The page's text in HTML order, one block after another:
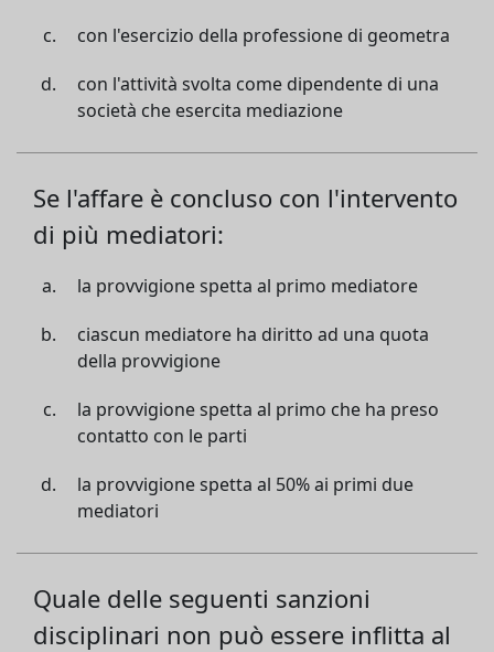
con l'esercizio della professione di geometra
con l'attività svolta come dipendente di una
società che esercita mediazione
Se l'affare è concluso con l'intervento
di più mediatori:
la provvigione spetta al primo mediatore
ciascun mediatore ha diritto ad una quota
della provvigione
la provvigione spetta al primo che ha preso
contatto con le parti
la provvigione spetta al 50% ai primi due
mediatori
Quale delle seguenti sanzioni
disciplinari non può essere inflitta al